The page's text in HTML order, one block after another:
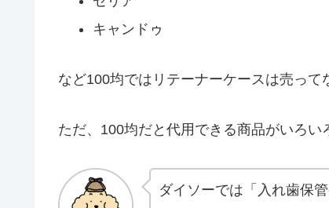
キャンドゥ
など100均ではリテーナーケースは売っ
ただ、100均だと代用できる商品がいろい
ダイソーでは「入れ歯保